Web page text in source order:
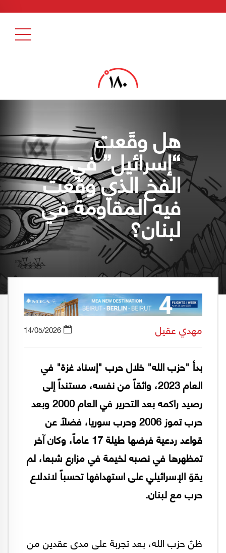
هل وقَعت
“إسرائيل” في
الفخ الذي وقعت
فيه المقاومة في
لبنان؟
مهدي عقيل 14/05/2026
بدأ "حزب الله" خلال حرب "إسناد غزة" في
العام 2023، واثقاً من نفسه، مستنداً إلى
رصيد راكمه بعد التحرير في العام 2000 وبعد
حرب تموز 2006 وحرب سوريا، فضلاً عن
قواعد ردعية فرضها طيلة 17 عاماً، وكان آخر
تمظهرها في نصبه لخيمة في مزارع شبعا، لم
يقوَ الإسرائيلي على استهدافها تحسباً لاندلاع
حرب مع لبنان.
ظنّ حزب الله، بعد تجربة على مدى عقدين من